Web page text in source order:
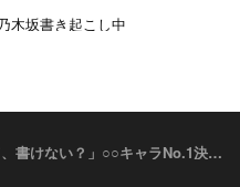
乃木坂書き起こし中
けない？」○○キャラNo.1決定戦 [3/26 24:35～]